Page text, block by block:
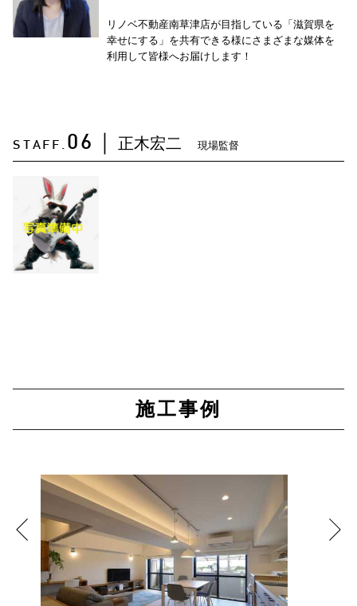
リノベ不動産南草津店が目指している「滋賀県を
幸せにする」を共有できる様にさまざまな媒体を
利用して皆様へお届けします！
STAFF. 06 正木宏二 現場監督
施工事例